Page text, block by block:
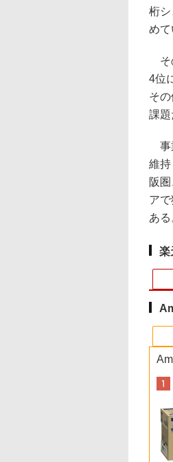
桁
めて
そ
4位
そ
課題
事
維
阪
ア
ある
楽
1
【
い
日
倍
1
【
容
型
ス
1
HP
ブ
1
あ
ッ
ペ
樹 ]